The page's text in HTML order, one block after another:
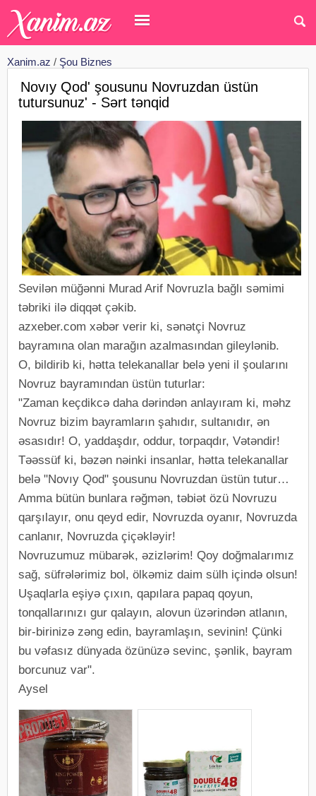
Xanim.az / Şou Biznes
Novıy Qod' şousunu Novruzdan üstün
tutursunuz' - Sərt tənqid
Sevilən müğənni Murad Arif Novruzla bağlı səmimi
təbriki ilə diqqət çəkib.
azxeber.com xəbər verir ki, sənətçi Novruz
bayramına olan marağın azalmasından gileylənib.
O, bildirib ki, hətta telekanallar belə yeni il şoularını
Novruz bayramından üstün tuturlar:
"Zaman keçdikcə daha dərindən anlayıram ki, məhz
Novruz bizim bayramların şahıdır, sultanıdır, ən
əsasıdır! O, yaddaşdır, oddur, torpaqdır, Vətəndir!
Təəssüf ki, bəzən nəinki insanlar, hətta telekanallar
belə "Novıy Qod" şousunu Novruzdan üstün tutur…
Amma bütün bunlara rəğmən, təbiət özü Novruzu
qarşılayır, onu qeyd edir, Novruzda oyanır, Novruzda
canlanır, Novruzda çiçəkləyir!
Novruzumuz mübarək, əzizlərim! Qoy doğmalarımız
sağ, süfrələrimiz bol, ölkəmiz daim sülh içində olsun!
Uşaqlarla eşiyə çıxın, qapılara papaq qoyun,
tonqallarınızı gur qalayın, alovun üzərindən atlanın,
bir-birinizə zəng edin, bayramlaşın, sevinin! Çünki
bu vəfasız dünyada özünüzə sevinc, şənlik, bayram
borcunuz var".
Aysel